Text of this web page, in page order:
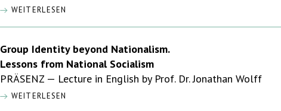
WEITERLESEN
Group Identity beyond Nationalism.
Lessons from National Socialism
PRÄSENZ — Lecture in English by Prof. Dr. Jonathan Wolff
WEITERLESEN